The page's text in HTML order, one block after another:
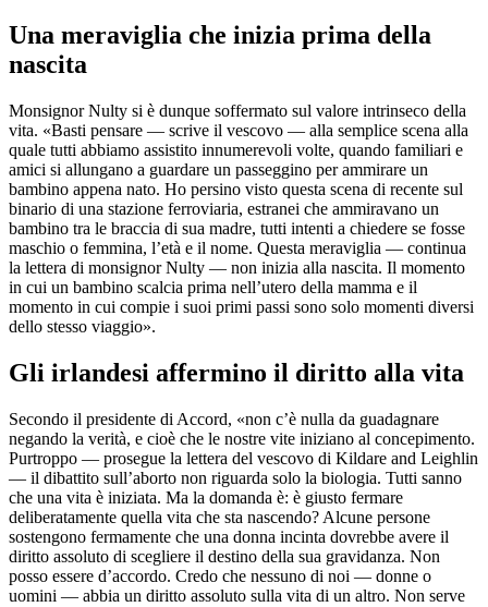
Una meraviglia che inizia prima della
nascita
Monsignor Nulty si è dunque soffermato sul valore intrinseco della
vita. «Basti pensare — scrive il vescovo — alla semplice scena alla
quale tutti abbiamo assistito innumerevoli volte, quando familiari e
amici si allungano a guardare un passeggino per ammirare un
bambino appena nato. Ho persino visto questa scena di recente sul
binario di una stazione ferroviaria, estranei che ammiravano un
bambino tra le braccia di sua madre, tutti intenti a chiedere se fosse
maschio o femmina, l’età e il nome. Questa meraviglia — continua
la lettera di monsignor Nulty — non inizia alla nascita. Il momento
in cui un bambino scalcia prima nell’utero della mamma e il
momento in cui compie i suoi primi passi sono solo momenti diversi
dello stesso viaggio».
Gli irlandesi affermino il diritto alla vita
Secondo il presidente di Accord, «non c’è nulla da guadagnare
negando la verità, e cioè che le nostre vite iniziano al concepimento.
Purtroppo — prosegue la lettera del vescovo di Kildare and Leighlin
— il dibattito sull’aborto non riguarda solo la biologia. Tutti sanno
che una vita è iniziata. Ma la domanda è: è giusto fermare
deliberatamente quella vita che sta nascendo? Alcune persone
sostengono fermamente che una donna incinta dovrebbe avere il
diritto assoluto di scegliere il destino della sua gravidanza. Non
posso essere d’accordo. Credo che nessuno di noi — donne o
uomini — abbia un diritto assoluto sulla vita di un altro. Non serve